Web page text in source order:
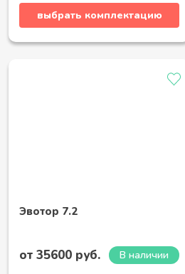
выбрать комплектацию
Эвотор 7.2
от 35600 руб.
В наличии